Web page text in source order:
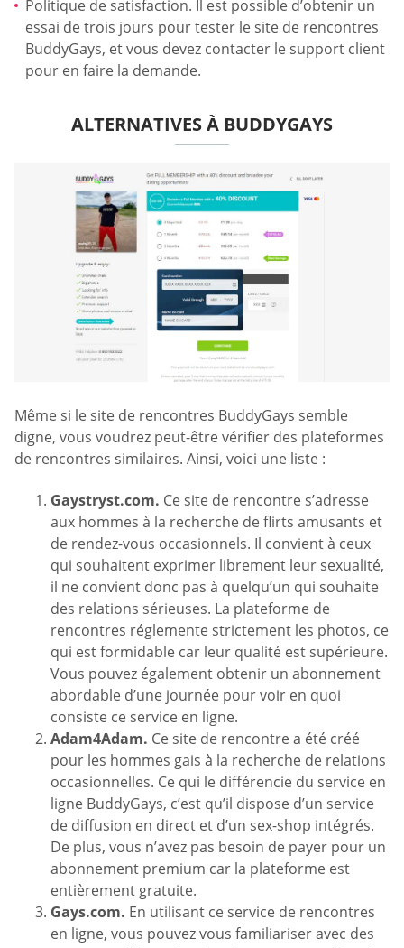
Politique de satisfaction. Il est possible d’obtenir un
essai de trois jours pour tester le site de rencontres
BuddyGays, et vous devez contacter le support client
pour en faire la demande.
ALTERNATIVES À BUDDYGAYS
Même si le site de rencontres BuddyGays semble
digne, vous voudrez peut-être vérifier des plateformes
de rencontres similaires. Ainsi, voici une liste :
Gaystryst.com. Ce site de rencontre s’adresse
aux hommes à la recherche de flirts amusants et
de rendez-vous occasionnels. Il convient à ceux
qui souhaitent exprimer librement leur sexualité,
il ne convient donc pas à quelqu’un qui souhaite
des relations sérieuses. La plateforme de
rencontres réglemente strictement les photos, ce
qui est formidable car leur qualité est supérieure.
Vous pouvez également obtenir un abonnement
abordable d’une journée pour voir en quoi
consiste ce service en ligne.
Adam4Adam. Ce site de rencontre a été créé
pour les hommes gais à la recherche de relations
occasionnelles. Ce qui le différencie du service en
ligne BuddyGays, c’est qu’il dispose d’un service
de diffusion en direct et d’un sex-shop intégrés.
De plus, vous n’avez pas besoin de payer pour un
abonnement premium car la plateforme est
entièrement gratuite.
Gays.com. En utilisant ce service de rencontres
en ligne, vous pouvez vous familiariser avec des